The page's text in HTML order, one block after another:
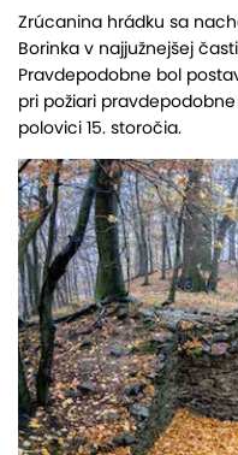
Zrúcanina hrádku sa
Borinka v najjužnejšej
Pravdepodobne bol
pri požiari
polovici 15. storočia.